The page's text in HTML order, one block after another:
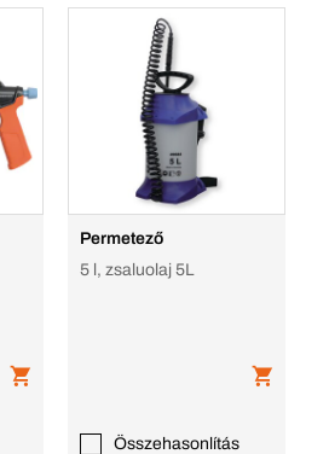
Permetező
5 l, zsaluolaj 5L
Összehasonlítás